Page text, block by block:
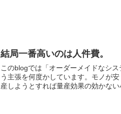
結局一番高いのは人件費。
このblogでは「オーダーメイドなシ
う主張を何度かしています。モノが
産しようとすれば量産効果の効かな